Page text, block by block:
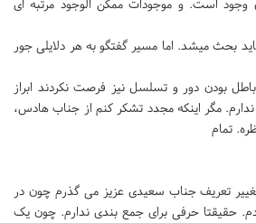
است. و موجودات ممکن الوجود مرتبه ای
باید بحث میشد. اما مسیر گفتگو به هر دلایلی جور
بودن دور و تسلسل نیز فرصت نکردند ابراز
مگر اینکه مجدد تشکر کنم از جناب هادس،
تمام
تعریف جناب سعیدی عزیز می گذرم چون در
حقیقتا حرفی برای جمع بندی ندارم. چون یک